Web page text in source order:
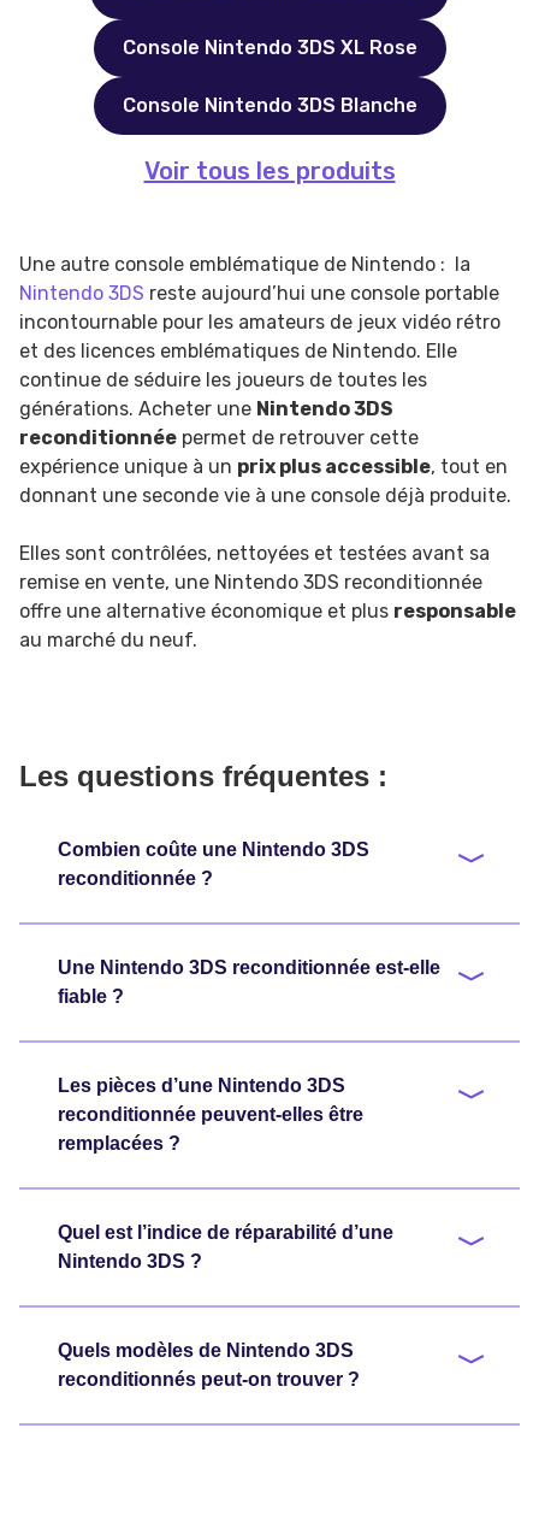
Console Nintendo 3DS XL Rose
Console Nintendo 3DS Blanche
Voir tous les produits
Une autre console emblématique de Nintendo : la
Nintendo 3DS reste aujourd’hui une console portable
incontournable pour les amateurs de jeux vidéo rétro
et des licences emblématiques de Nintendo. Elle
continue de séduire les joueurs de toutes les
générations. Acheter une Nintendo 3DS
reconditionnée permet de retrouver cette
expérience unique à un prix plus accessible, tout en
donnant une seconde vie à une console déjà produite.
Elles sont contrôlées, nettoyées et testées avant sa
remise en vente, une Nintendo 3DS reconditionnée
offre une alternative économique et plus responsable
au marché du neuf.
Les questions fréquentes :
Combien coûte une Nintendo 3DS
reconditionnée ?
Une Nintendo 3DS reconditionnée est-elle
fiable ?
Les pièces d’une Nintendo 3DS
reconditionnée peuvent-elles être
remplacées ?
Quel est l’indice de réparabilité d’une
Nintendo 3DS ?
Quels modèles de Nintendo 3DS
reconditionnés peut-on trouver ?